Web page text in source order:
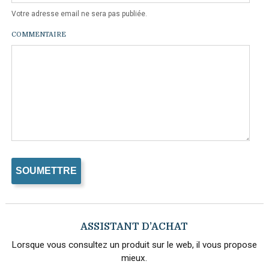
Votre adresse email ne sera pas publiée.
COMMENTAIRE
ASSISTANT D’ACHAT
Lorsque vous consultez un produit sur le web, il vous propose
mieux.